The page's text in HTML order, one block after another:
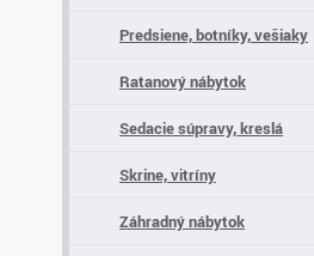
Predsiene, botníky, vešiaky
Ratanový nábytok
Sedacie súpravy, kreslá
Skrine, vitríny
Záhradný nábytok